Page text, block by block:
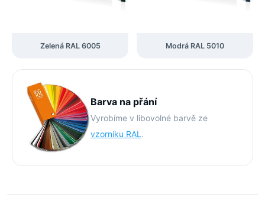
Zelená RAL 6005 Modrá RAL 5010
Barva na přání
Vyrobíme v libovolné barvě ze
vzorníku RAL .